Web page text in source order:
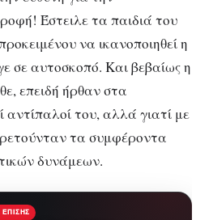
Έστειλε τα παιδιά του
να ικανοποιηθεί η
σε αυτοσκοπό. Και βεβαίως η
επειδή ήρθαν στα
αντίπαλοί του, αλλά γιατί με
τα συμφέροντα
δυνάμεων.